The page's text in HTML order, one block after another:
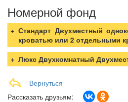
Номерной фонд
Стандарт Двухместный
кроватью или 2 отдельными
Люкс Двухкомнатный
Вернуться
Рассказать друзьям: